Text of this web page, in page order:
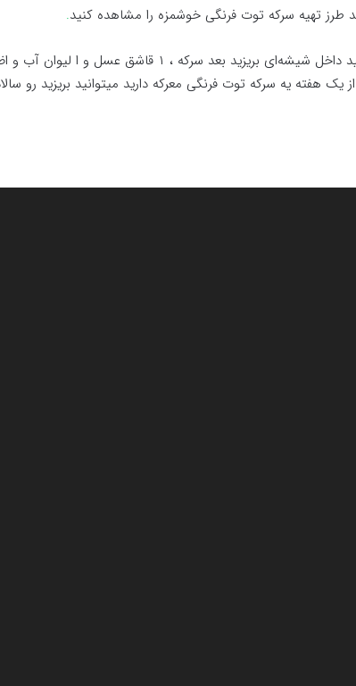
طرز تهیه سرکه توت فرنگی خوشمزه را مشاهده کنید.
یک مقدار از گوشت توت فرنگی ها را بزنید داخل شیشه‌ای بریزید بعد سرکه ، ۱
هفته یه سرکه توت فرنگی معرکه دارید میتوانید بریزید رو